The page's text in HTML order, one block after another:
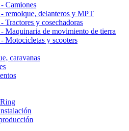
Camiones
remolque, delanteros y MPT
Tractores y cosechadoras
Maquinaria de movimiento de tierra
Motocicletas y scooters
caravanas